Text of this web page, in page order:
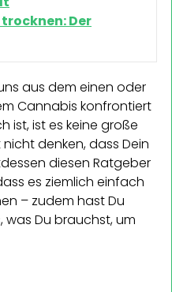
Der
aus dem einen oder
Cannabis konfrontiert
ist, ist es keine große
denken, dass Dein
diesen Ratgeber
es ziemlich einfach
– zudem hast Du
was Du brauchst, um